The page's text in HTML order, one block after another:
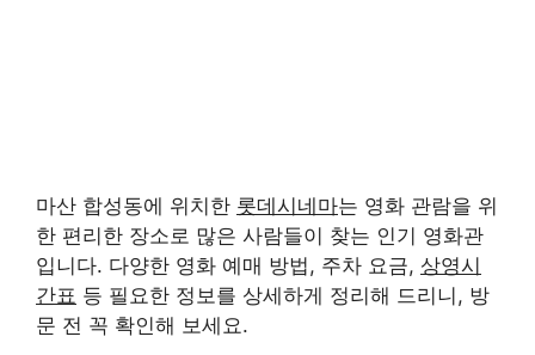
마산 합성동에 위치한 롯데시네마는 영화 관람을 위
한 편리한 장소로 많은 사람들이 찾는 인기 영화관
입니다. 다양한 영화 예매 방법, 주차 요금, 상영시
간표 등 필요한 정보를 상세하게 정리해 드리니, 방
문 전 꼭 확인해 보세요.